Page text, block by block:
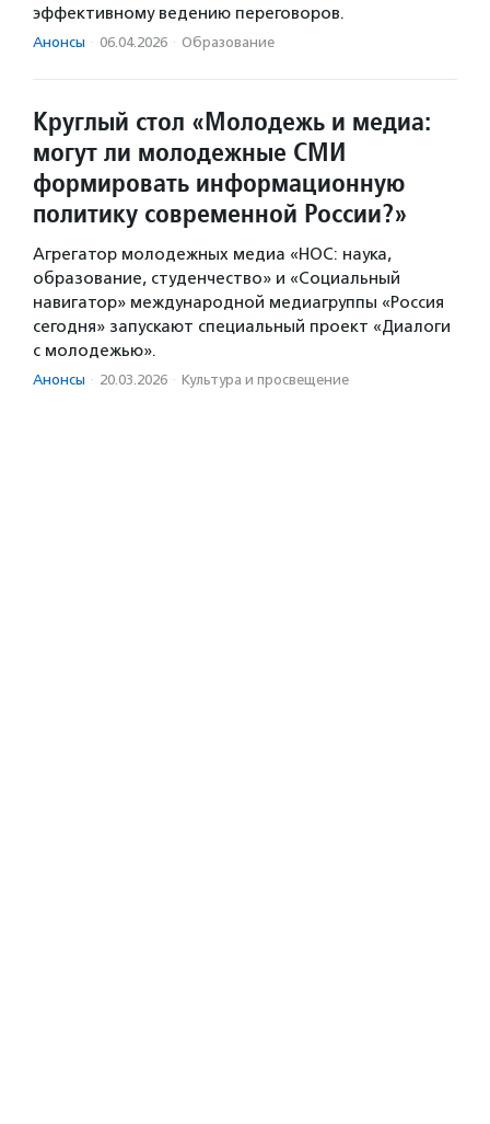
эффективному ведению переговоров.
Анонсы · 06.04.2026 · Образование
Круглый стол «Молодежь и медиа:
могут ли молодежные СМИ
формировать информационную
политику современной России?»
Агрегатор молодежных медиа «НОС: наука,
образование, студенчество» и «Социальный
навигатор» международной медиагруппы «Россия
сегодня» запускают специальный проект «Диалоги
с молодежью».
Анонсы · 20.03.2026 · Культура и просвещение